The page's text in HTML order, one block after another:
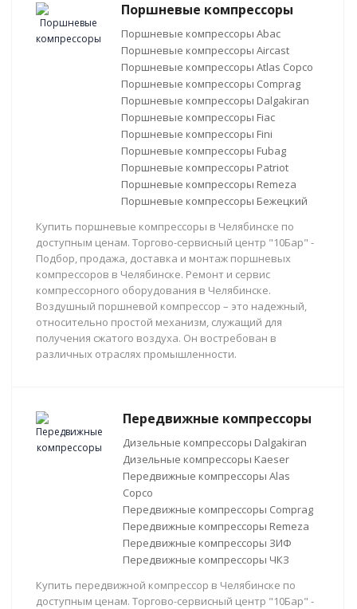
Поршневые компрессоры
Поршневые компрессоры Abac
Поршневые компрессоры Aircast
Поршневые компрессоры Atlas Copco
Поршневые компрессоры Comprag
Поршневые компрессоры Dalgakiran
Поршневые компрессоры Fiac
Поршневые компрессоры Fini
Поршневые компрессоры Fubag
Поршневые компрессоры Patriot
Поршневые компрессоры Remeza
Поршневые компрессоры Бежецкий
Купить поршневые компрессоры в Челябинске по
доступным ценам. Торгово-сервисный центр "10Бар" -
Подбор, продажа, доставка и монтаж поршневых
компрессоров в Челябинске. Ремонт и сервис
компрессорного оборудования в Челябинске.
Воздушный поршневой компрессор – это надежный,
относительно простой механизм, служащий для
получения сжатого воздуха. Он востребован в
различных отраслях промышленности.
Передвижные компрессоры
Дизельные компрессоры Dalgakiran
Дизельные компрессоры Kaeser
Передвижные компрессоры Alas
Copco
Передвижные компрессоры Comprag
Передвижные компрессоры Remeza
Передвижные компрессоры ЗИФ
Передвижные компрессоры ЧКЗ
Купить передвижной компрессор в Челябинске по
доступным ценам. Торгово-сервисный центр "10Бар" -